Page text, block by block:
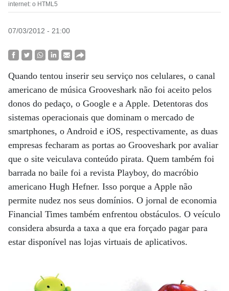
internet: o HTML5
07/03/2012 - 21:00
Quando tentou inserir seu serviço nos celulares, o canal
americano de música Grooveshark não foi aceito pelos
donos do pedaço, o Google e a Apple. Detentoras dos
sistemas operacionais que dominam o mercado de
smartphones, o Android e iOS, respectivamente, as duas
empresas fecharam as portas ao Grooveshark por avaliar
que o site veiculava conteúdo pirata. Quem também foi
barrada no baile foi a revista Playboy, do macróbio
americano Hugh Hefner. Isso porque a Apple não
permite nudez nos seus domínios. O jornal de economia
Financial Times também enfrentou obstáculos. O veículo
considera absurda a taxa a que era forçado pagar para
estar disponível nas lojas virtuais de aplicativos.